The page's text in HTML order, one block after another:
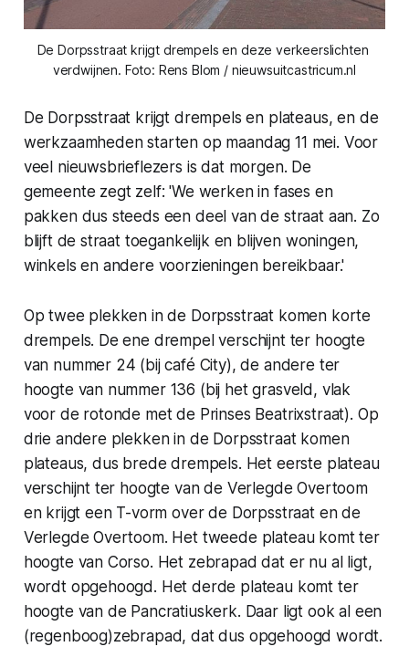
De Dorpsstraat krijgt drempels en deze verkeerslichten
verdwijnen. Foto: Rens Blom / nieuwsuitcastricum.nl
De Dorpsstraat krijgt drempels en plateaus, en de
werkzaamheden starten op maandag 11 mei. Voor
veel nieuwsbrieflezers is dat morgen. De
gemeente zegt zelf: 'We werken in fases en
pakken dus steeds een deel van de straat aan. Zo
blijft de straat toegankelijk en blijven woningen,
winkels en andere voorzieningen bereikbaar.'
Op twee plekken in de Dorpsstraat komen korte
drempels. De ene drempel verschijnt ter hoogte
van nummer 24 (bij café City), de andere ter
hoogte van nummer 136 (bij het grasveld, vlak
voor de rotonde met de Prinses Beatrixstraat). Op
drie andere plekken in de Dorpsstraat komen
plateaus, dus brede drempels. Het eerste plateau
verschijnt ter hoogte van de Verlegde Overtoom
en krijgt een T-vorm over de Dorpsstraat en de
Verlegde Overtoom. Het tweede plateau komt ter
hoogte van Corso. Het zebrapad dat er nu al ligt,
wordt opgehoogd. Het derde plateau komt ter
hoogte van de Pancratiuskerk. Daar ligt ook al een
(regenboog)zebrapad, dat dus opgehoogd wordt.